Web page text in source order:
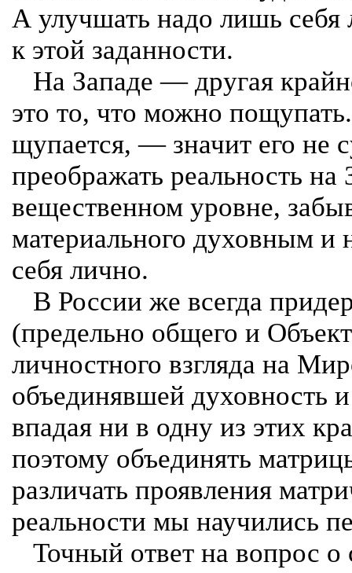
А улучшать надо лишь
к этой заданности.
На Западе — другая
это то, что можно
щупается, — значит его не
преображать реальность на
вещественном уровне,
материального духовным и
себя лично.
В России же всегда
(предельно общего и
личностного взгляда на
объединявшей духовность
впадая ни в одну из этих
поэтому объединять
различать проявления
реальности мы научились
Точный ответ на вопрос